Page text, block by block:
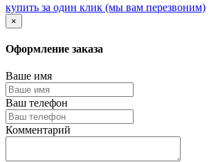
купить за один клик (мы вам перезвоним)
×
Оформление заказа
Ваше имя
Ваш телефон
Комментарий